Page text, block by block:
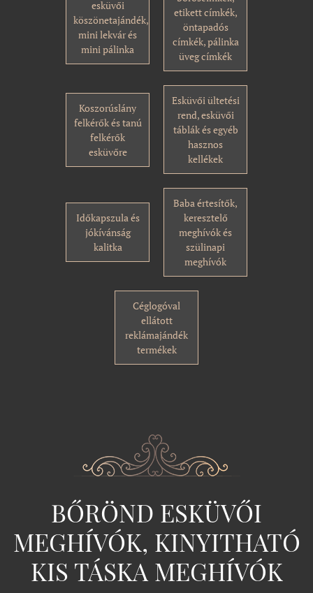
esküvői
köszönetajándék,
mini lekvár és
mini pálinka
etikett címkék,
öntapadós
címkék, pálinka
üveg címkék
Koszorúslány
felkérők és tanú
felkérők
esküvőre
Esküvői ültetési
rend, esküvői
táblák és egyéb
hasznos
kellékek
Időkapszula és
jókívánság
kalitka
Baba értesítők,
keresztelő
meghívók és
szülinapi
meghívók
Céglogóval
ellátott
reklámajándék
termékek
BŐRÖND ESKÜVŐI
MEGHÍVÓK, KINYITHATÓ
KIS TÁSKA MEGHÍVÓK